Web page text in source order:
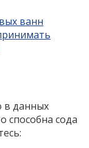
ванн
в данных
способна сода